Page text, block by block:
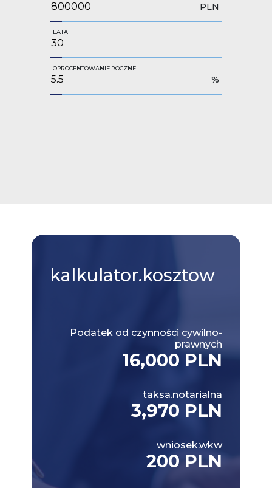
PLN
LATA
OPROCENTOWANIE.ROCZNE
%
kalkulator.kosztow
Podatek od czynności cywilno-
prawnych
16,000 PLN
taksa.notarialna
3,970 PLN
wniosek.wkw
200 PLN